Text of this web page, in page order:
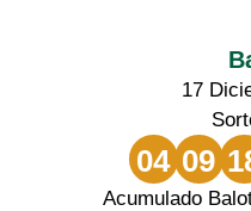
17
04 09
Acumulado